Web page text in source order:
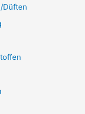
Düften